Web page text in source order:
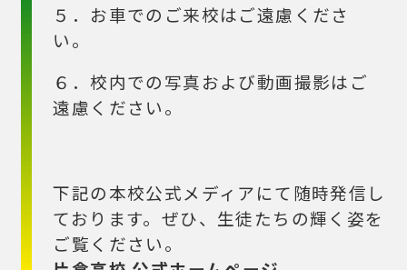
５．お車でのご来校はご遠慮くださ
い。
６．校内での写真および動画撮影はご
遠慮ください。
下記の本校公式メディアにて随時発信し
ております。ぜひ、生徒たちの輝く姿を
ご覧ください。